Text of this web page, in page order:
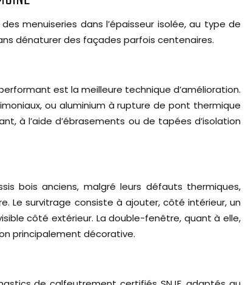
menuiseries dans l’épaisseur isolée, au type de
dénaturer des façades parfois centenaires.
est la meilleure technique d’amélioration.
ou aluminium à rupture de pont thermique
à l’aide d’ébrasements ou de tapées d’isolation
bois anciens, malgré leurs défauts thermiques,
Le survitrage consiste à ajouter, côté intérieur, un
côté extérieur. La double-fenêtre, quant à elle,
principalement décorative.